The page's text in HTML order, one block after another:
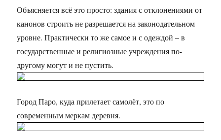
Объясняется всё это просто: здания с отклонениями от
канонов строить не разрешается на законодательном
уровне. Практически то же самое и с одеждой – в
государственные и религиозные учреждения по-
другому могут и не пустить.
Город Паро, куда прилетает самолёт, это по
современным меркам деревня.